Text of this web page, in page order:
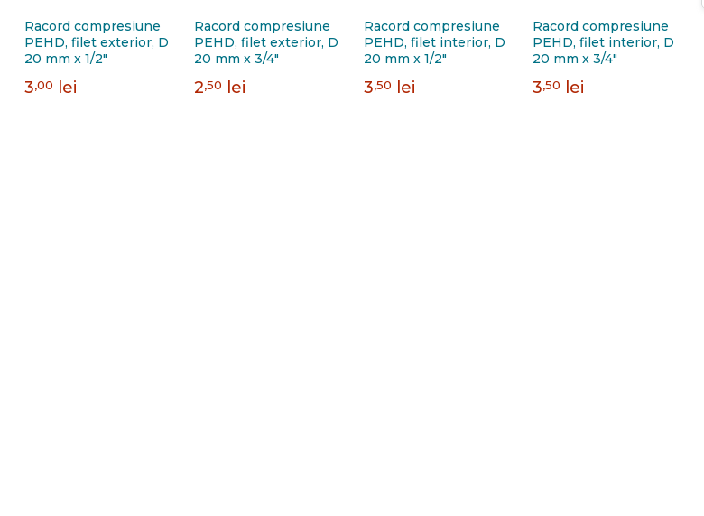
Racord compresiune
PEHD, filet exterior, D
20 mm x 1/2"
3,00 lei
Racord compresiune
PEHD, filet exterior, D
20 mm x 3/4"
2,50 lei
Racord compresiune
PEHD, filet interior, D
20 mm x 1/2"
3,50 lei
Racord compresiune
PEHD, filet interior, D
20 mm x 3/4"
3,50 lei